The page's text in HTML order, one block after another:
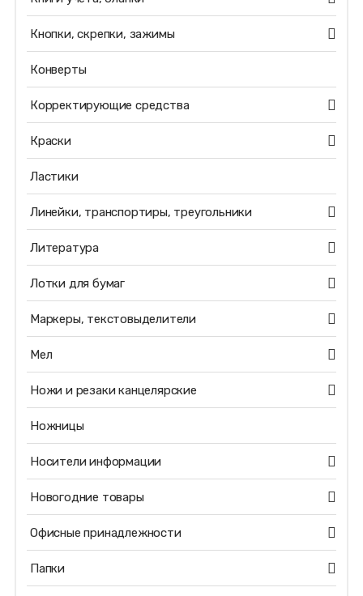
Кнопки, скрепки, зажимы
Конверты
Корректирующие средства
Краски
Ластики
Линейки, транспортиры, треугольники
Литература
Лотки для бумаг
Маркеры, текстовыделители
Мел
Ножи и резаки канцелярские
Ножницы
Носители информации
Новогодние товары
Офисные принадлежности
Папки